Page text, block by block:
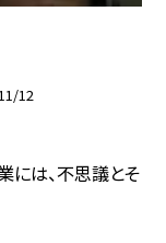
12
には、不思議とそ